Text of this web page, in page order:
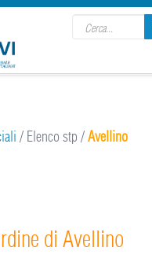
/ Elenco stp /Avellino
di Avellino